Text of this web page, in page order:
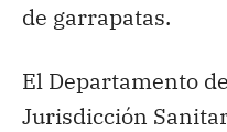
de garrapatas.
El Departamento
Jurisdicción